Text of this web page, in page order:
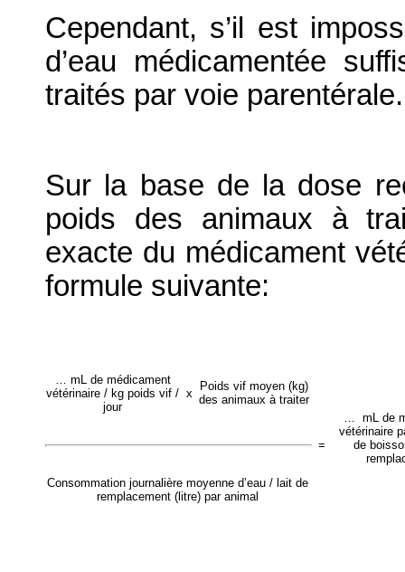
Cependant, s’il est
d’eau médicamentée
traités par voie parentérale.
Sur la base de la dose
poids des animaux à
exacte du médicament
formule suivante:
… mL de médicament
vétérinaire / kg poids vif /
jour
x
Poids vif moyen (kg)
des animaux à traiter
… mL de
vétérinaire
de
=
Consommation journalière moyenne d’eau / lait de
remplacement (litre) par animal